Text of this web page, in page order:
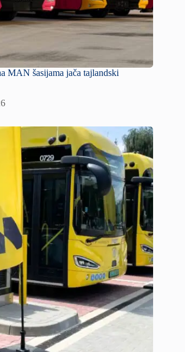
MAN šasijama jača tajlandski